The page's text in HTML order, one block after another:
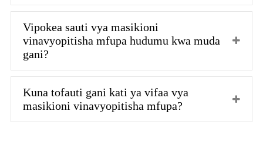
Vipokea sauti vya masikioni
vinavyopitisha mfupa hudumu kwa muda
gani?
Kuna tofauti gani kati ya vifaa vya
masikioni vinavyopitisha mfupa?